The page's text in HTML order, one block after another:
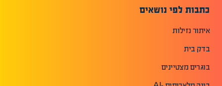
כתבות לפי נושאים
איתור נזילות
בדק בית
בוגרים מצטיינים